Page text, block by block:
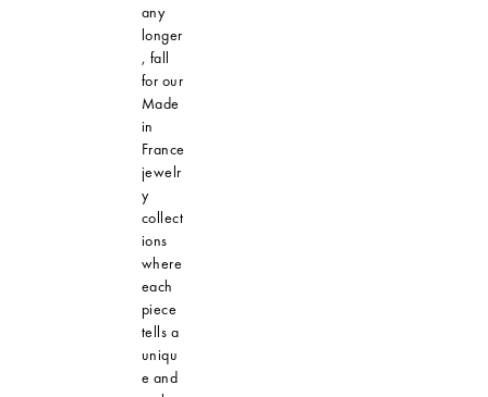
any
longer
, fall
for our
Made
in
France
jewelr
y
collect
ions
where
each
piece
tells a
uniqu
e and